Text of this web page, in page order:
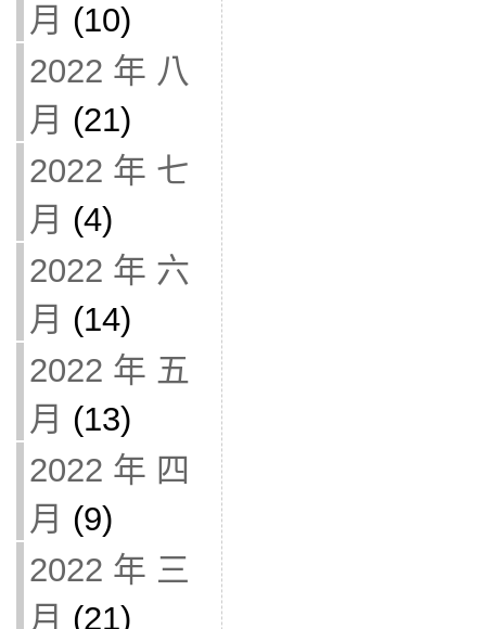
月 (10)
2022 年 八
月 (21)
2022 年 七
月 (4)
2022 年 六
月 (14)
2022 年 五
月 (13)
2022 年 四
月 (9)
2022 年 三
月 (21)